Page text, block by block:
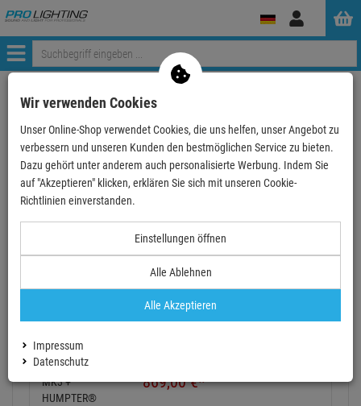
Anmelden
Menü
Weiter einkaufen ProLighting
HUMPTER® WOLFMIX mk3 Bag / WOLFMIX Wing Bag - sch…
HUMPTER® WOLFMIX mk3 Bag / WOLFMIX
Wing Bag - schwarz
HUMP06-12003
1
Diesen Artikel gibt es auch in folgendem Set:
869,00 €*
Wir verwenden Cookies
Unser Online-Shop verwendet Cookies, die uns helfen, unser Angebot zu
verbessern und unseren Kunden den bestmöglichen Service zu bieten.
Dazu gehört unter anderem auch personalisierte Werbung. Indem Sie
auf "Akzeptieren" klicken, erklären Sie sich mit unseren Cookie-
Richtlinien einverstanden.
Einstellungen öffnen
Alle Ablehnen
Alle Akzeptieren
Impressum
Datenschutz